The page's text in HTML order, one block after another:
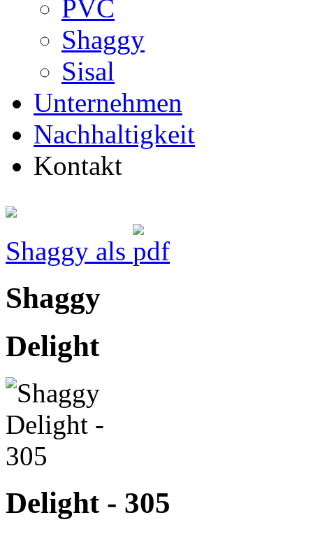
PVC
Shaggy
Sisal
Unternehmen
Nachhaltigkeit
Kontakt
Shaggy als
Shaggy
Delight
Delight - 305